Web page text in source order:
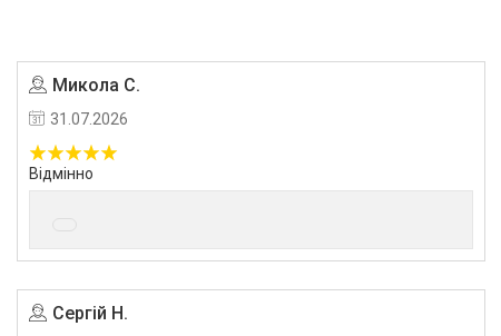
Микола С.
31.07.2026
Відмінно
Сергій Н.